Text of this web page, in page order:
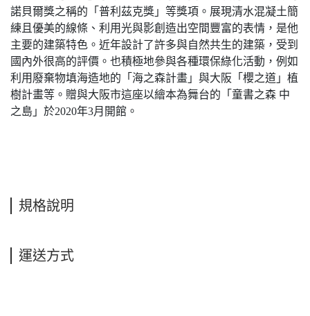
諾貝爾獎之稱的「普利茲克獎」等獎項。展現清水混凝土簡
練且優美的線條、利用光與影創造出空間豐富的表情，是他
主要的建築特色。近年設計了許多與自然共生的建築，受到
國內外很高的評價。也積極地參與各種環保綠化活動，例如
利用廢棄物填海造地的「海之森計畫」與大阪「櫻之道」植
樹計畫等。贈與大阪市這座以繪本為舞台的「童書之森 中
之島」於2020年3月開館。
規格說明
運送方式